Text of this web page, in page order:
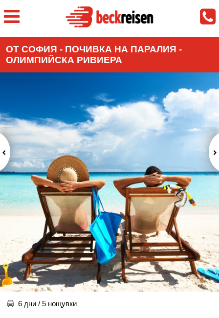
ОТ СОФИЯ - ПОЧИВКА НА ПАРАЛИЯ -
ОЛИМПИЙСКА РИВИЕРА
6 дни / 5 нощувки